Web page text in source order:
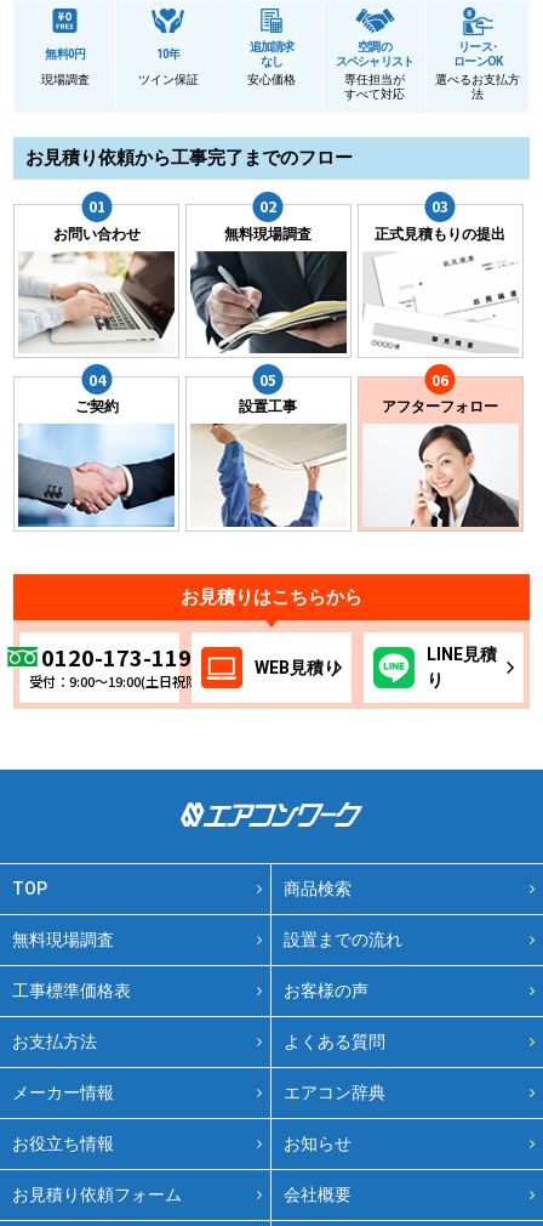
無料0円
現場調査
10年
ツイン保証
追加請求
なし
安心価格
空調の
スペシャリスト
専任担当が
すべて対応
リース･
ローンOK
選べるお支払方
法
お見積り依頼から工事完了までのフロー
お問い合わせ 無料現場調査 正式見積もりの提出
ご契約 設置工事 アフターフォロー
お見積りはこちらから
0120-173-119
受付：9:00～19:00(土日祝除く)
WEB 見積り
LINE見積
り
TOP 商品検索
無料現場調査 設置までの流れ
工事標準価格表 お客様の声
お支払方法 よくある質問
メーカー情報 エアコン辞典
お役立ち情報 お知らせ
お見積り依頼フォーム 会社概要